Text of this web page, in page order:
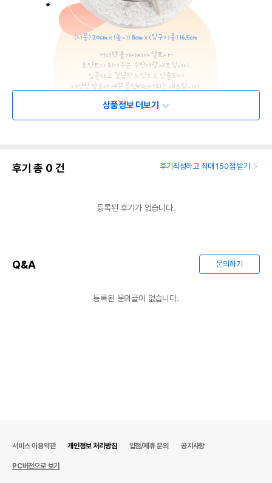
상품정보 더보기
후기 총 0 건 후기작성하고 최대 150점 받기
등록된 후기가 없습니다.
Q&A 문의하기
등록된 문의글이 없습니다.
서비스 이용약관 개인정보 처리방침 입점/제휴 문의 공지사항
PC버전으로 보기